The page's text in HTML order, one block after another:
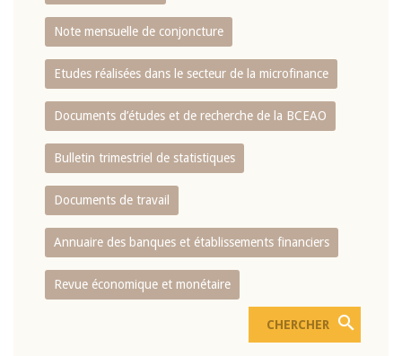
Note mensuelle de conjoncture
Etudes réalisées dans le secteur de la microfinance
Documents d’études et de recherche de la BCEAO
Bulletin trimestriel de statistiques
Documents de travail
Annuaire des banques et établissements financiers
Revue économique et monétaire